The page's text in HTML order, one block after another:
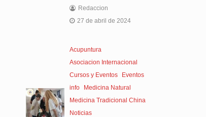
Redaccion
27 de abril de 2024
Acupuntura
Asociacion Internacional
Cursos y Eventos
Eventos
info
Medicina Natural
Medicina Tradicional China
Noticias